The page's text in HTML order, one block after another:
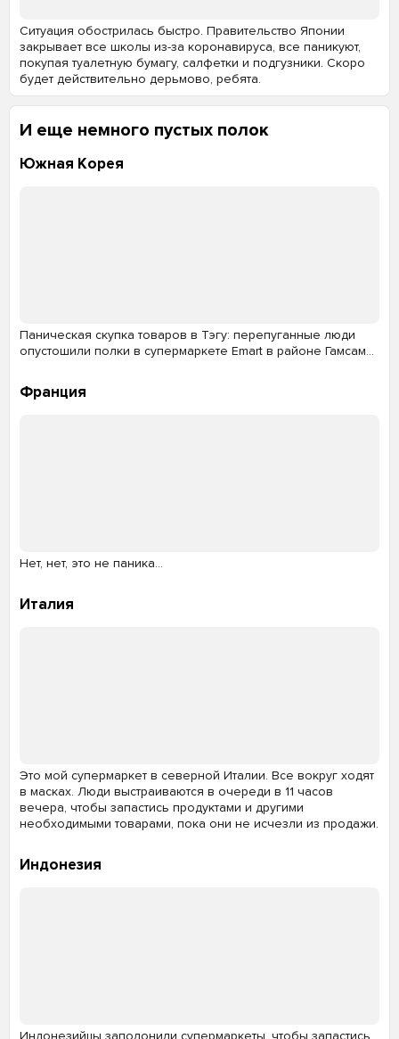
Ситуация обострилась быстро. Правительство Японии
закрывает все школы из-за коронавируса, все паникуют,
покупая туалетную бумагу, салфетки и подгузники. Скоро
будет действительно дерьмово, ребята.
И еще немного пустых полок
Южная Корея
Паническая скупка товаров в Тэгу: перепуганные люди
опустошили полки в супермаркете Emart в районе Гамсам…
Франция
Нет, нет, это не паника…
Италия
Это мой супермаркет в северной Италии. Все вокруг ходят
в масках. Люди выстраиваются в очереди в 11 часов
вечера, чтобы запастись продуктами и другими
необходимыми товарами, пока они не исчезли из продажи.
Индонезия